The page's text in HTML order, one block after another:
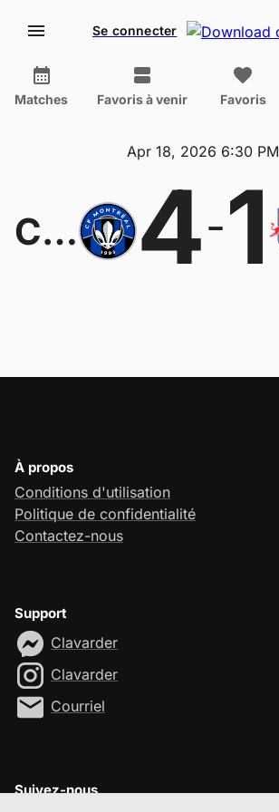
Se connecter
Matches Favoris à venir Favoris
Apr 18, 2026 6:30 PM
CF Montréal 4-1
À propos
Conditions d'utilisation
Politique de confidentialité
Contactez-nous
Support
Clavarder
Clavarder
Courriel
Suivez-nous